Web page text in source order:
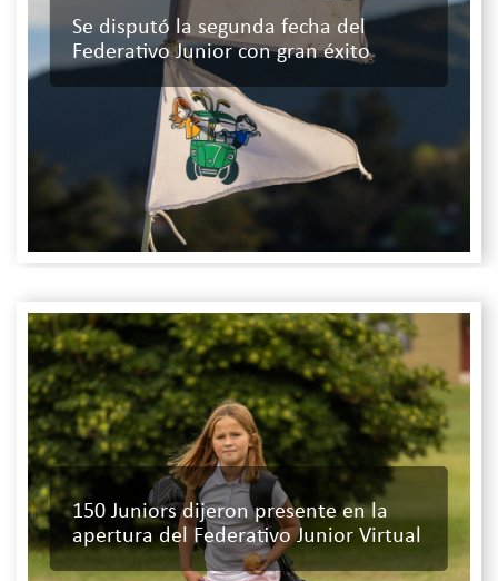
Se disputó la segunda fecha del
Federativo Junior con gran éxito
150 Juniors dijeron presente en la
apertura del Federativo Junior Virtual